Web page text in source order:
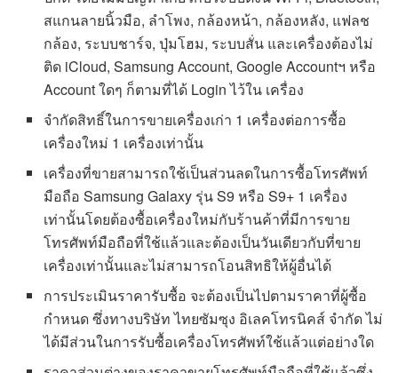
สแกนลายนิ้วมือ, ลำโพง, กล้องหน้า, กล้องหลัง, แฟลช
กล้อง, ระบบชาร์จ, ปุ่มโฮม, ระบบสั่น และเครื่องต้องไม่
ติด iCloud, Samsung Account, Google Accountฯ หรือ
Account ใดๆ ก็ตามที่ได้ Login ไว้ใน เครื่อง
จำกัดสิทธิ์ในการขายเครื่องเก่า 1 เครื่องต่อการซื้อ
เครื่องใหม่ 1 เครื่องเท่านั้น
เครื่องที่ขายสามารถใช้เป็นส่วนลดในการซื้อโทรศัพท์
มือถือ Samsung Galaxy รุ่น S9 หรือ S9+ 1 เครื่อง
เท่านั้นโดยต้องซื้อเครื่องใหม่กับร้านค้าที่มีการขาย
โทรศัพท์มือถือที่ใช้แล้วและต้องเป็นวันเดียวกับที่ขาย
เครื่องเท่านั้นและไม่สามารถโอนสิทธิให้ผู้อื่นได้
การประเมินราคารับซื้อ จะต้องเป็นไปตามราคาที่ผู้ซื้อ
กำหนด ซึ่งทางบริษัท ไทยซัมซุง อิเลคโทรนิคส์ จำกัด ไม่
ได้มีส่วนในการรับซื้อเครื่องโทรศัพท์ใช้แล้วแต่อย่างใด